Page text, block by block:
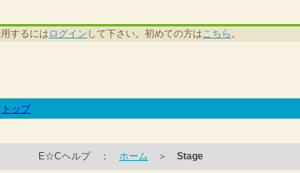
するには ログイン して下さい。初めての方はこちら 。
トップ
E☆Cヘルプ ： ホーム ＞ Stage